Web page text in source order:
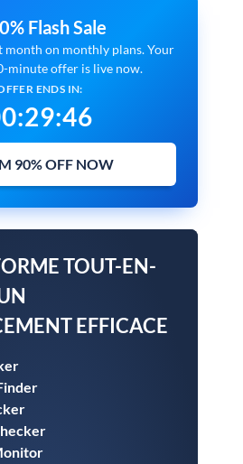
Flash Sale
month on monthly plans. Your
minute offer is live now.
ENDS IN:
:29:45
90% OFF NOW
TOUT-EN-
EFFICACE